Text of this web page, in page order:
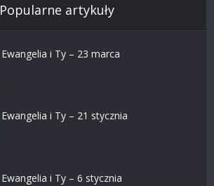
Popularne artykuły
Ewangelia i Ty – 23 marca
Ewangelia i Ty – 21 stycznia
Ewangelia i Ty – 6 stycznia